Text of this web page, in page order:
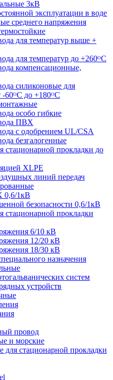
3кВ
эксплуатации в воде
среднего напряжения
для температур выше +
для температур до +260ᴼС
компенсационные,
силиконовые для
-60ᴼC до +180ᴼС
особо гибкие
ПВХ
с одобрением UL/CSA
безгалогенные
стационарной прокладки до
XLPE
линий передач
0,6/1кВ
безопасности 0,6/1кВ
стационарной прокладки
6/10 кВ
12/20 кВ
18/30 кВ
назначения
систем
устройств
провод
и морские
для стационарной прокладки